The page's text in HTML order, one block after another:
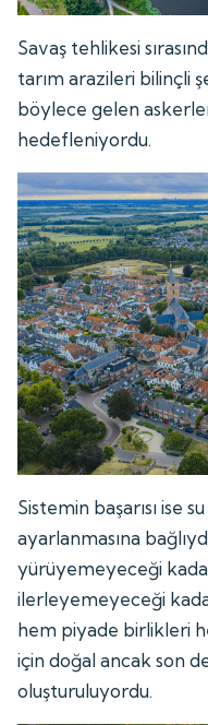
Savaş tehlikesi
tarım arazileri bilinçli
böylece gelen
hedefleniyordu.
Sistemin başarısı ise
ayarlanmasına
yürüyemeyeceği
ilerleyemeyeceği
hem piyade birlikleri
için doğal ancak son
oluşturuluyordu.